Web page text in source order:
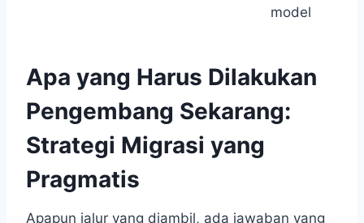
model
Apa yang Harus Dilakukan
Pengembang Sekarang:
Strategi Migrasi yang
Pragmatis
Apapun jalur yang diambil, ada jawaban yang